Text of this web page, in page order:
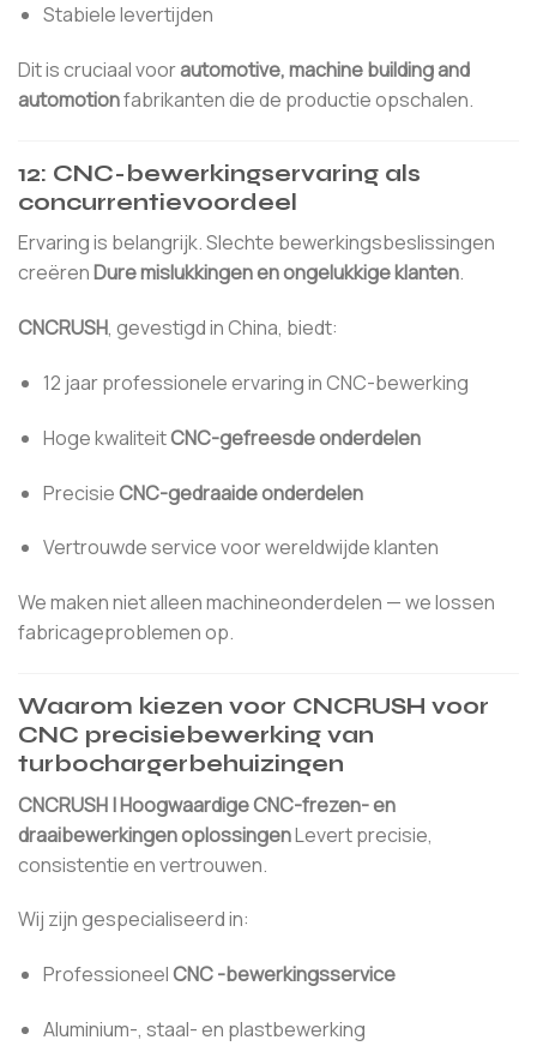
Stabiele levertijden
Dit is cruciaal voorautomotive, machine building and
automotionfabrikanten die de productie opschalen.
12: CNC-bewerkingservaring als
concurrentievoordeel
Ervaring is belangrijk. Slechte bewerkingsbeslissingen
creërenDure mislukkingen en ongelukkige klanten.
CNCRUSH, gevestigd in China, biedt:
12 jaar professionele ervaring in CNC-bewerking
Hoge kwaliteitCNC-gefreesde onderdelen
PrecisieCNC-gedraaide onderdelen
Vertrouwde service voor wereldwijde klanten
We maken niet alleen machineonderdelen — we lossen
fabricageproblemen op.
Waarom kiezen voor CNCRUSH voor
CNC precisiebewerking van
turbochargerbehuizingen
CNCRUSH | Hoogwaardige CNC-frezen- en
draaibewerkingen oplossingenLevert precisie,
consistentie en vertrouwen.
Wij zijn gespecialiseerd in:
ProfessioneelCNC -bewerkingsservice
Aluminium-, staal- en plastbewerking